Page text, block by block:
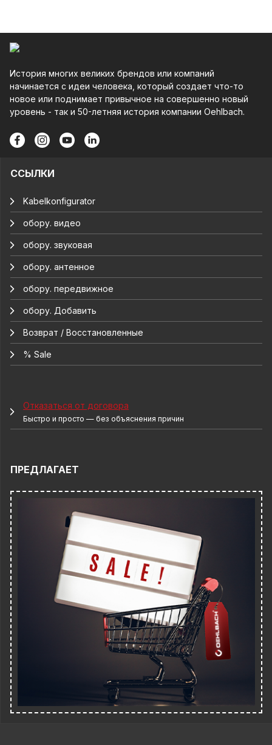
История многих великих брендов или компаний
начинается с идеи человека, который создает что-то
новое или поднимает привычное на совершенно новый
уровень - так и 50-летняя история компании Oehlbach.
ССЫЛКИ
Kabelkonfigurator
обору. видео
обору. звуковая
обору. антенное
обору. передвижное
обору. Добавить
Возврат / Восстановленные
% Sale
Отказаться от договора
Быстро и просто — без объяснения причин
ПРЕДЛАГАЕТ